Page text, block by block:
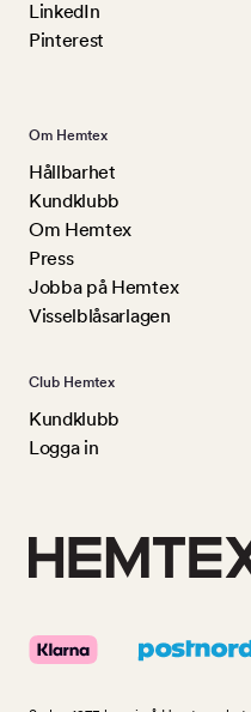
LinkedIn
Pinterest
Om Hemtex
Hållbarhet
Kundklubb
Om Hemtex
Press
Jobba på Hemtex
Visselblåsarlagen
Club Hemtex
Kundklubb
Logga in